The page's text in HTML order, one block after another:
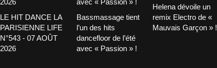
LE HIT DANCE LA
PARISIENNE LIFE
N°543 - 07 AOÛT
2026
Bassmassage tient
l’un des hits
dancefloor de l’été
avec « Passion » !
Helena dévoile un
remix Electro de «
Mauvais Garçon » !